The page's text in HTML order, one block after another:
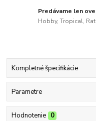
Predávame len
Hobby, Tropical,
Kompletné špecifikácie
Parametre
Hodnotenie 0